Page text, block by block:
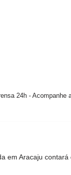
24h -
em Aracaju